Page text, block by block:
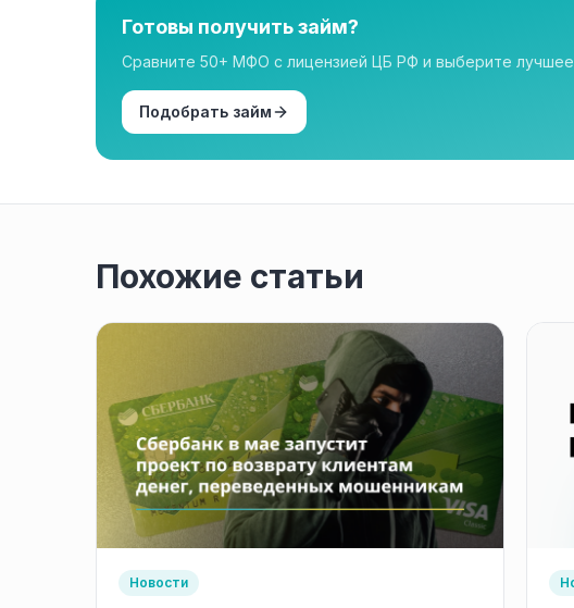
Готовы получить займ?
Сравните 50+ МФО с лицензией ЦБ РФ и выберите
Подобрать займ
Похожие статьи
Новости